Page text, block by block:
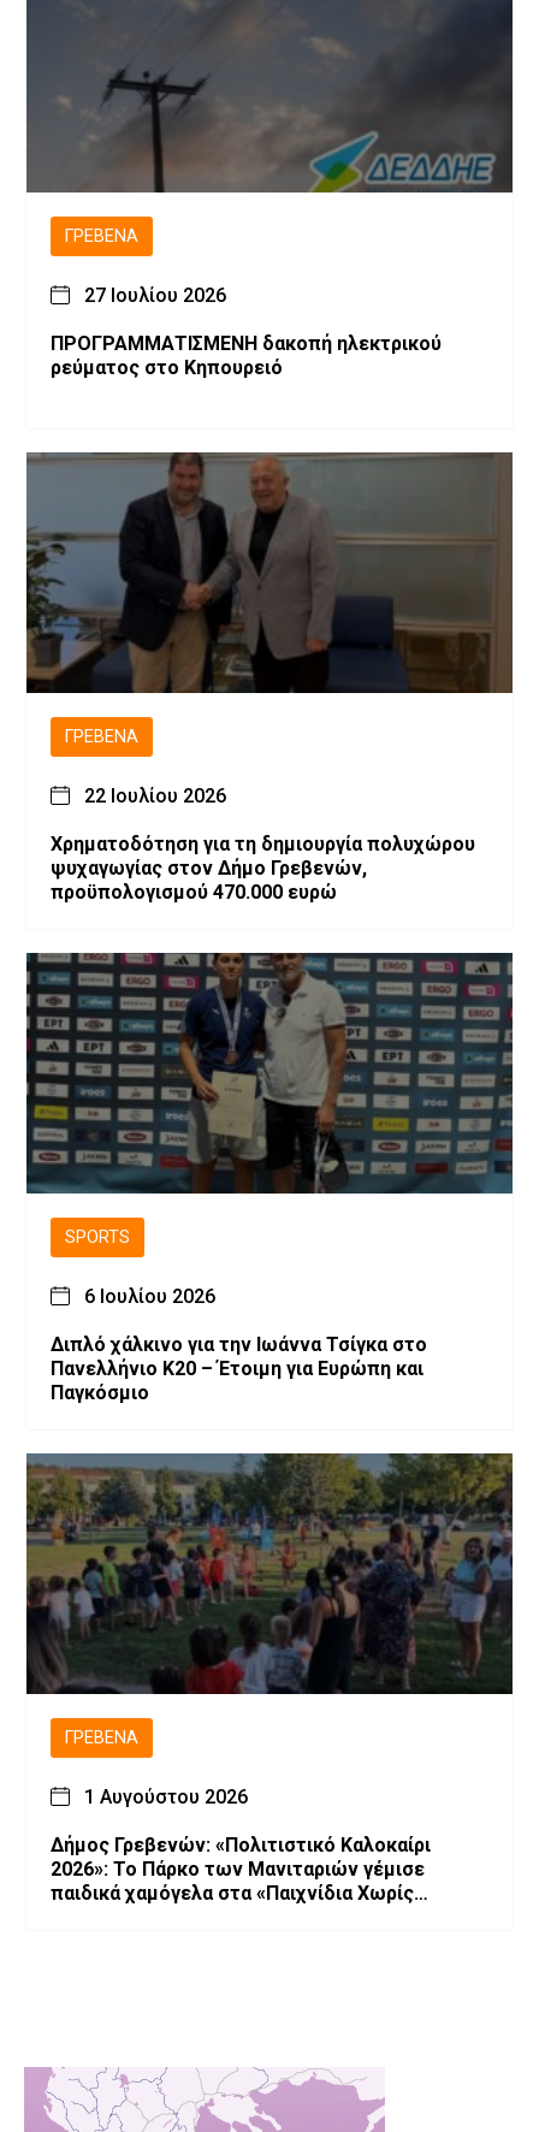
ΓΡΕΒΕΝΆ
27 Ιουλίου 2026
ΠΡΟΓΡΑΜΜΑΤΙΣΜΕΝH δακοπή ηλεκτρικού
ρεύματος στο Κηπουρειό
ΓΡΕΒΕΝΆ
22 Ιουλίου 2026
Χρηματοδότηση για τη δημιουργία πολυχώρου
ψυχαγωγίας στον Δήμο Γρεβενών,
προϋπολογισμού 470.000 ευρώ
SPORTS
6 Ιουλίου 2026
Διπλό χάλκινο για την Ιωάννα Τσίγκα στο
Πανελλήνιο Κ20 – Έτοιμη για Ευρώπη και
Παγκόσμιο
ΓΡΕΒΕΝΆ
1 Αυγούστου 2026
Δήμος Γρεβενών: «Πολιτιστικό Καλοκαίρι
2026»: Το Πάρκο των Μανιταριών γέμισε
παιδικά χαμόγελα στα «Παιχνίδια Χωρίς